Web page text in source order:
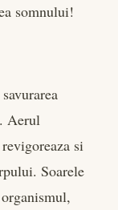
somnului!
Aerul
si
Soarele